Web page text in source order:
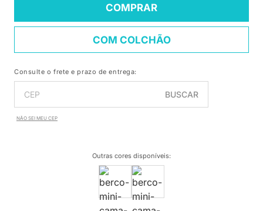
COMPRAR
COM COLCHÃO
Consulte o frete e prazo de entrega:
BUSCAR
NÃO SEI MEU CEP
Outras cores disponíveis: